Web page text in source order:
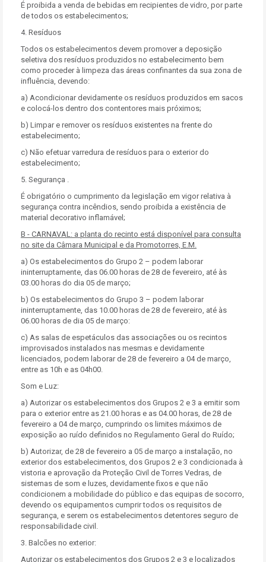
É proibida a venda de bebidas em recipientes de vidro, por parte
de todos os estabelecimentos;
4. Resíduos
Todos os estabelecimentos devem promover a deposição
seletiva dos resíduos produzidos no estabelecimento bem
como proceder à limpeza das áreas confinantes da sua zona de
influência, devendo:
a) Acondicionar devidamente os resíduos produzidos em sacos
e colocá-los dentro dos contentores mais próximos;
b) Limpar e remover os resíduos existentes na frente do
estabelecimento;
c) Não efetuar varredura de resíduos para o exterior do
estabelecimento;
5. Segurança .
É obrigatório o cumprimento da legislação em vigor relativa à
segurança contra incêndios, sendo proibida a existência de
material decorativo inflamável;
B - CARNAVAL: a planta do recinto está disponível para consulta
no site da Câmara Municipal e da Promotorres, E.M.
a) Os estabelecimentos do Grupo 2 – podem laborar
ininterruptamente, das 06.00 horas de 28 de fevereiro, até às
03.00 horas do dia 05 de março;
b) Os estabelecimentos do Grupo 3 – podem laborar
ininterruptamente, das 10.00 horas de 28 de fevereiro, até às
06.00 horas de dia 05 de março:
c) As salas de espetáculos das associações ou os recintos
improvisados instalados nas mesmas e devidamente
licenciados, podem laborar de 28 de fevereiro a 04 de março,
entre as 10h e as 04h00.
Som e Luz:
a) Autorizar os estabelecimentos dos Grupos 2 e 3 a emitir som
para o exterior entre as 21.00 horas e as 04.00 horas, de 28 de
fevereiro a 04 de março, cumprindo os limites máximos de
exposição ao ruído definidos no Regulamento Geral do Ruído;
b) Autorizar, de 28 de fevereiro a 05 de março a instalação, no
exterior dos estabelecimentos, dos Grupos 2 e 3 condicionada à
vistoria e aprovação da Proteção Civil de Torres Vedras, de
sistemas de som e luzes, devidamente fixos e que não
condicionem a mobilidade do público e das equipas de socorro,
devendo os equipamentos cumprir todos os requisitos de
segurança, e serem os estabelecimentos detentores seguro de
responsabilidade civil.
3. Balcões no exterior:
Autorizar os estabelecimentos dos Grupos 2 e 3 e localizados